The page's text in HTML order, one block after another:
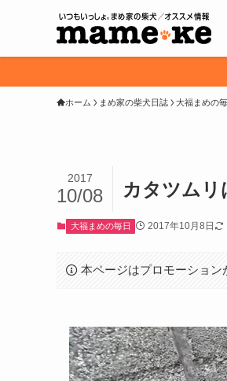
ホーム まめ家の柴犬日誌 大福まめの
カタツムリ
2017
10/08
大福まめの毎日 2017年10月8日
本ページはプロモーション